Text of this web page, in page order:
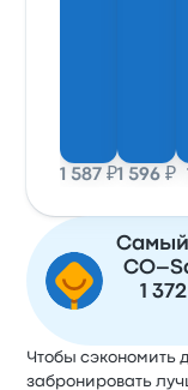
1 587 ₽1 596 ₽
Самый
1
Чтобы сэкономить
забронировать